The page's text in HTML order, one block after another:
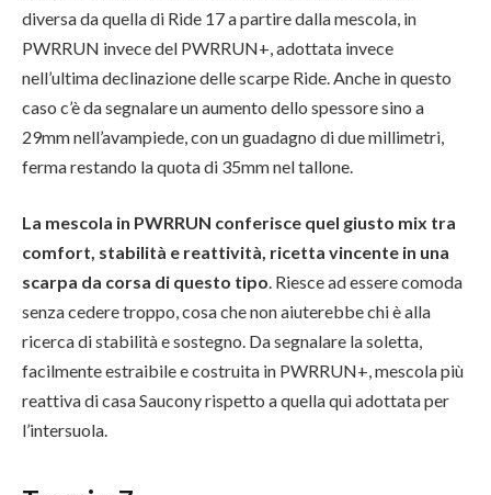
diversa da quella di Ride 17 a partire dalla mescola, in
PWRRUN invece del PWRRUN+, adottata invece
nell’ultima declinazione delle scarpe Ride. Anche in questo
caso c’è da segnalare un aumento dello spessore sino a
29mm nell’avampiede, con un guadagno di due millimetri,
ferma restando la quota di 35mm nel tallone.
La mescola in PWRRUN conferisce quel giusto mix tra
comfort, stabilità e reattività, ricetta vincente in una
scarpa da corsa di questo tipo. Riesce ad essere comoda
senza cedere troppo, cosa che non aiuterebbe chi è alla
ricerca di stabilità e sostegno. Da segnalare la soletta,
facilmente estraibile e costruita in PWRRUN+, mescola più
reattiva di casa Saucony rispetto a quella qui adottata per
l’intersuola.